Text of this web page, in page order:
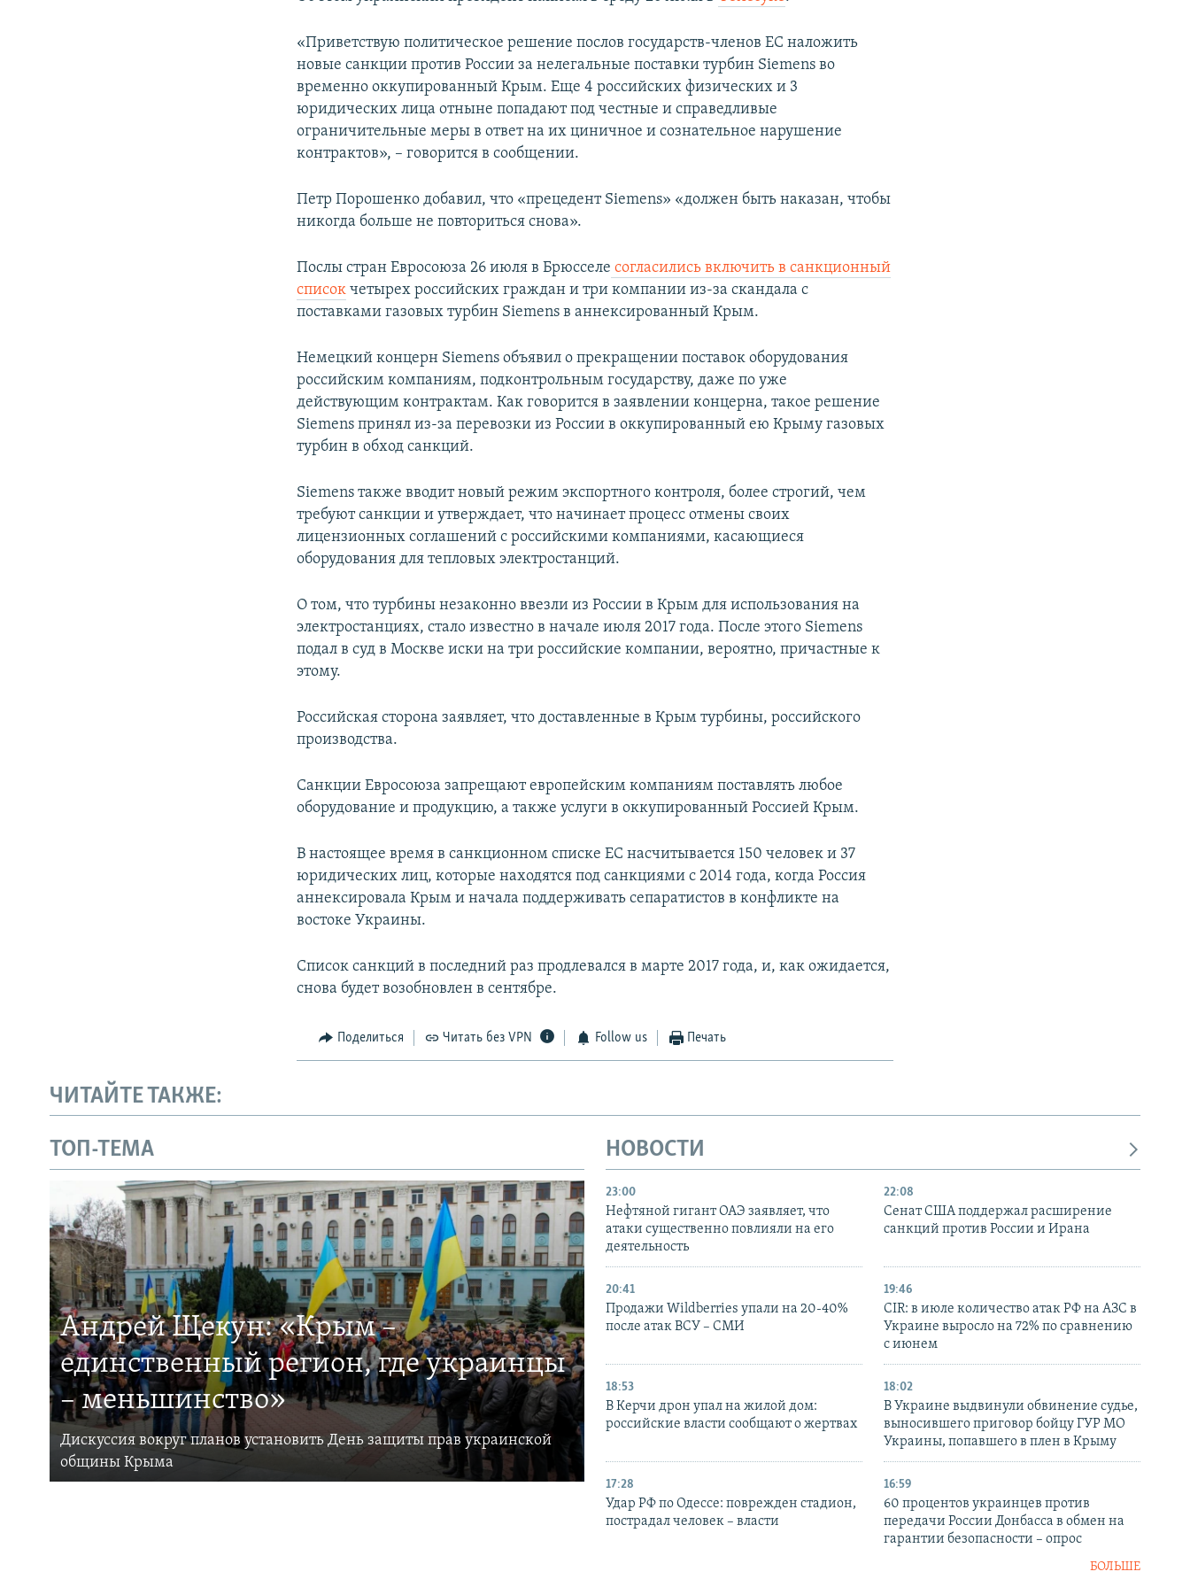
«Приветствую политическое решение послов государств-членов ЕС наложить
новые санкции против России за нелегальные поставки турбин Siemens во
временно оккупированный Крым. Еще 4 российских физических и 3
юридических лица отныне попадают под честные и справедливые
ограничительные меры в ответ на их циничное и сознательное нарушение
контрактов», – говорится в сообщении.
Петр Порошенко добавил, что «прецедент Siemens» «должен быть наказан, чтобы
никогда больше не повториться снова».
Послы стран Евросоюза 26 июля в Брюсселе согласились включить в санкционный
список четырех российских граждан и три компании из-за скандала с
поставками газовых турбин Siemens в аннексированный Крым.
Немецкий концерн Siemens объявил о прекращении поставок оборудования
российским компаниям, подконтрольным государству, даже по уже
действующим контрактам. Как говорится в заявлении концерна, такое решение
Siemens принял из-за перевозки из России в оккупированный ею Крыму газовых
турбин в обход санкций.
Siemens также вводит новый режим экспортного контроля, более строгий, чем
требуют санкции и утверждает, что начинает процесс отмены своих
лицензионных соглашений с российскими компаниями, касающиеся
оборудования для тепловых электростанций.
О том, что турбины незаконно ввезли из России в Крым для использования на
электростанциях, стало известно в начале июля 2017 года. После этого Siemens
подал в суд в Москве иски на три российские компании, вероятно, причастные к
этому.
Российская сторона заявляет, что доставленные в Крым турбины, российского
производства.
Санкции Евросоюза запрещают европейским компаниям поставлять любое
оборудование и продукцию, а также услуги в оккупированный Россией Крым.
В настоящее время в санкционном списке ЕС насчитывается 150 человек и 37
юридических лиц, которые находятся под санкциями с 2014 года, когда Россия
аннексировала Крым и начала поддерживать сепаратистов в конфликте на
востоке Украины.
Список санкций в последний раз продлевался в марте 2017 года, и, как ожидается,
снова будет возобновлен в сентябре.
Поделиться Читать без VPN Follow us Печать
ЧИТАЙТЕ ТАКЖЕ:
ТОП-ТЕМА
Андрей Щекун: «Крым –
единственный регион, где украинцы
– меньшинство»
Дискуссия вокруг планов установить День защиты прав украинской
общины Крыма
НОВОСТИ
23:00
Нефтяной гигант ОАЭ заявляет, что
атаки существенно повлияли на его
деятельность
22:08
Сенат США поддержал расширение
санкций против России и Ирана
20:41
Продажи Wildberries упали на 20-40%
после атак ВСУ – СМИ
19:46
CIR: в июле количество атак РФ на АЗС в
Украине выросло на 72% по сравнению
с июнем
18:53
В Керчи дрон упал на жилой дом:
российские власти сообщают о жертвах
18:02
В Украине выдвинули обвинение судье,
выносившего приговор бойцу ГУР МО
Украины, попавшего в плен в Крыму
17:28
Удар РФ по Одессе: поврежден стадион,
пострадал человек – власти
16:59
60 процентов украинцев против
передачи России Донбасса в обмен на
гарантии безопасности – опрос
БОЛЬШЕ